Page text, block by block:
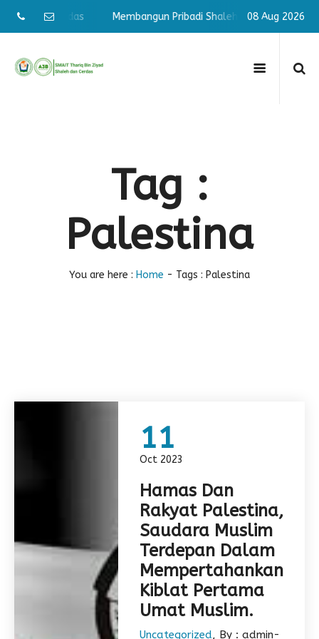
& Cerdas Membangun Pribadi Shaleh & Cerdas08 Aug 2026
Tag :
Palestina
You are here : Home - Tags : Palestina
11
Oct 2023
Hamas Dan
Rakyat Palestina,
Saudara Muslim
Terdepan Dalam
Mempertahankan
Kiblat Pertama
Umat Muslim.
Uncategorized, By : admin-